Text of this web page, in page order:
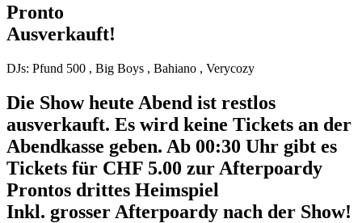
Pronto
Ausverkauft!
DJs: Pfund 500 , Big Boys , Bahiano , Verycozy
Die Show heute Abend ist restlos
ausverkauft. Es wird keine Tickets an der
Abendkasse geben. Ab 00:30 Uhr gibt es
Tickets für CHF 5.00 zur Afterpoardy
Prontos drittes Heimspiel
Inkl. grosser Afterpoardy nach der Show!